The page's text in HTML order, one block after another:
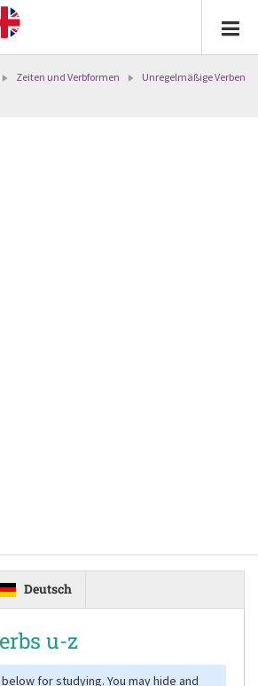
Zeiten und Verbformen
Unregelmäßige Verben
Deutsch
u-z
for studying. You may hide and